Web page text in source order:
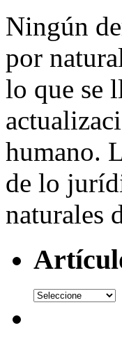
Ningún
por
lo que se
humano.
de lo
naturales